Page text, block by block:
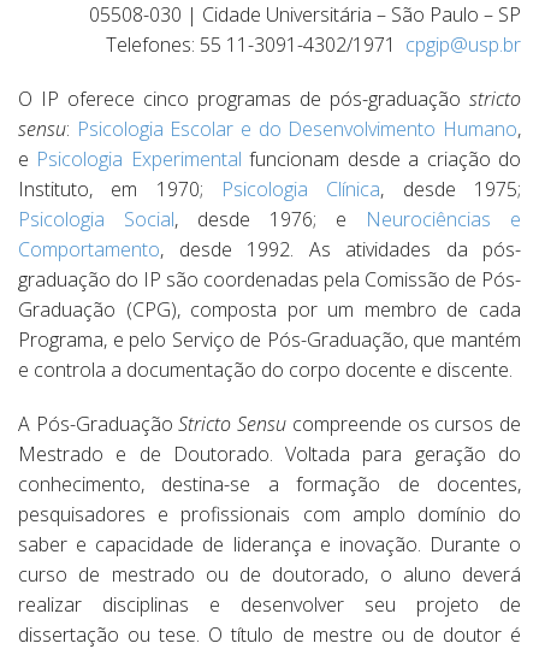
05508-030 | Cidade Universitária – São Paulo – SP
Telefones: 55 11-3091-4302/1971 cpgip@usp.br
O IP oferece cinco programas de pós-graduação stricto
sensu: Psicologia Escolar e do Desenvolvimento Humano,
e Psicologia Experimentalfuncionam desde a criação do
Instituto, em 1970; Psicologia Clínica, desde 1975;
Psicologia Social, desde 1976; e Neurociências e
Comportamento, desde 1992. As atividades da pós-
graduação do IP são coordenadas pela Comissão de Pós-
Graduação (CPG), composta por um membro de cada
Programa, e pelo Serviço de Pós-Graduação, que mantém
e controla a documentação do corpo docente e discente.
A Pós-Graduação Stricto Sensu compreende os cursos de
Mestrado e de Doutorado. Voltada para geração do
conhecimento, destina-se a formação de docentes,
pesquisadores e profissionais com amplo domínio do
saber e capacidade de liderança e inovação. Durante o
curso de mestrado ou de doutorado, o aluno deverá
realizar disciplinas e desenvolver seu projeto de
dissertação ou tese. O título de mestre ou de doutor é